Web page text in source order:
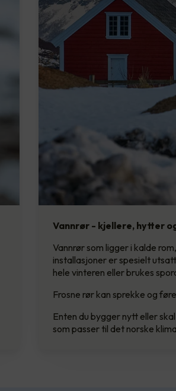
Vannrør - kjellere, hytter
Vannrør som ligger i kalde
installasjoner er spesielt
hele vinteren eller brukes
Frosne rør kan sprekke og
Enten du bygger nytt eller
som passer til det norske